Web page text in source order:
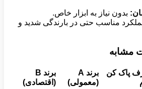
: بدون نیاز به ابزار خاص.
مناسب حتی در بارندگی شدید و
مشابه
پاک کن
برند A
(معمولی)
برند B
(اقتصادی)